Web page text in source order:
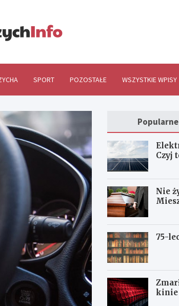
SPORT POZOSTAŁE WSZYSTKIE WPISY
Popularne
Czyj
Nie
75-
kinie